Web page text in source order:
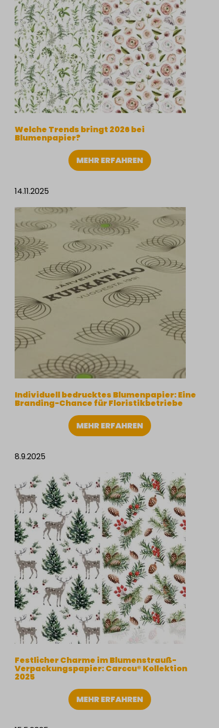
Welche Trends bringt 2026 bei
Blumenpapier?
MEHR ERFAHREN
14.11.2025
Individuell bedrucktes Blumenpapier: Eine
Branding-Chance für Floristikbetriebe
MEHR ERFAHREN
8.9.2025
Festlicher Charme im Blumenstrauß-
Verpackungspapier: Carccu® Kollektion
2025
MEHR ERFAHREN